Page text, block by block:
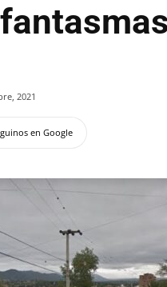
2021
en Google